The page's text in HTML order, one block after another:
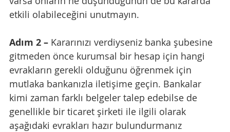
etkili olabileceğini unutmayın.
Adım 2 – Kararınızı verdiyseniz banka şubesine
gitmeden önce kurumsal bir hesap için hangi
evrakların gerekli olduğunu öğrenmek için
mutlaka bankanızla iletişime geçin. Bankalar
kimi zaman farklı belgeler talep edebilse de
genellikle bir ticaret şirketi ile ilgili olarak
aşağıdaki evrakları hazır bulundurmanız